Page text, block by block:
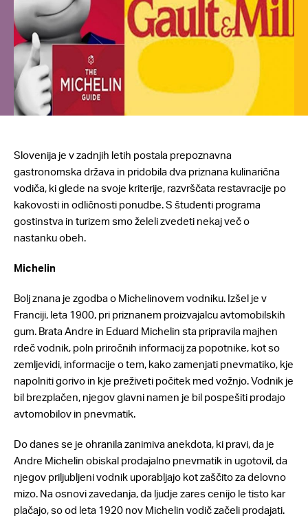
Slovenija je v zadnjih letih postala prepoznavna
gastronomska država in pridobila dva priznana kulinarična
vodiča, ki glede na svoje kriterije, razvrščata restavracije po
kakovosti in odličnosti ponudbe. S študenti programa
gostinstva in turizem smo želeli zvedeti nekaj več o
nastanku obeh.
Michelin
Bolj znana je zgodba o Michelinovem vodniku. Izšel je v
Franciji, leta 1900, pri priznanem proizvajalcu avtomobilskih
gum. Brata Andre in Eduard Michelin sta pripravila majhen
rdeč vodnik, poln priročnih informacij za popotnike, kot so
zemljevidi, informacije o tem, kako zamenjati pnevmatiko, kje
napolniti gorivo in kje preživeti počitek med vožnjo. Vodnik je
bil brezplačen, njegov glavni namen je bil pospešiti prodajo
avtomobilov in pnevmatik.
Do danes se je ohranila zanimiva anekdota, ki pravi, da je
Andre Michelin obiskal prodajalno pnevmatik in ugotovil, da
njegov priljubljeni vodnik uporabljajo kot zaščito za delovno
mizo. Na osnovi zavedanja, da ljudje zares cenijo le tisto kar
plačajo, so od leta 1920 nov Michelin vodič začeli prodajati.